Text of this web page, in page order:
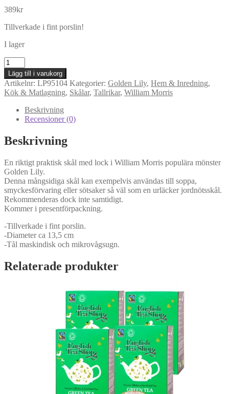
389kr
Tillverkade i fint porslin!
I lager
Skål
med
lock
13,5
cm,
William
Morris
Golden
Lily
mängd
Lägg till i varukorg
Artikelnr: LP95104 Kategorier: Golden Lily, Hem & Inredning,
Kök & Matlagning, Skålar, Tallrikar, William Morris
Beskrivning
Recensioner (0)
Beskrivning
En riktigt praktisk skål med lock i William Morris populära mönster
Golden Lily.
Denna mångsidiga skål kan exempelvis användas till soppa,
smyckesförvaring eller sötsaker så väl som en urläcker jordnötsskål.
Rekommenderas dock inte samtidigt.
Kommer i presentförpackning.
-Tillverkade i fint porslin.
-Diameter ca 13,5 cm
-Tål maskindisk och mikrovågsugn.
Relaterade produkter